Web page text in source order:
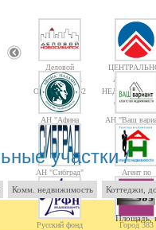
Деловой
Новосибирск
Объектов: 1362
Объектов:
АН "Афина
Паллада"
АН "Ваш
АН "Сибград"
Агент по
Русский фонд
Город 383
участки /
Комм. недвижимость Коттеджи,
Площадь,